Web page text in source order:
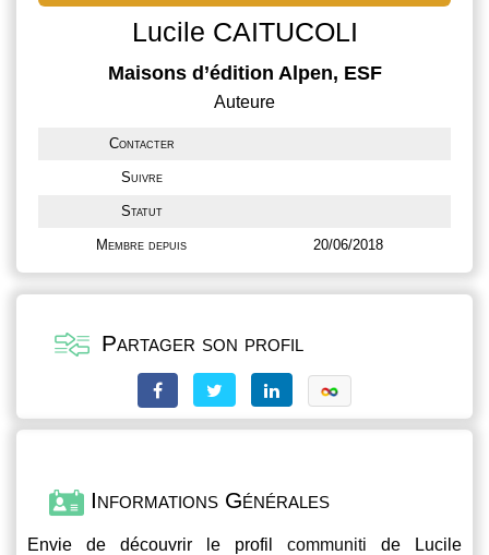
Lucile CAITUCOLI
Maisons d’édition Alpen, ESF
Auteure
Contacter
Suivre
Statut
Membre depuis 20/06/2018
Partager son profil
Informations Générales
Envie de découvrir le profil communiti de Lucile